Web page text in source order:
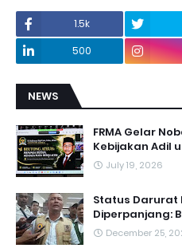
1.5k
500
NEWS
FRMA Gelar
Kebijakan Adil
July 19, 2026
Status Darurat
Diperpanjang:
December 25,